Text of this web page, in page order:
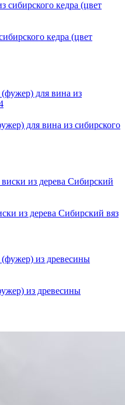
кедра (цвет
для вина из сибирского
из дерева Сибирский вяз
из древесины